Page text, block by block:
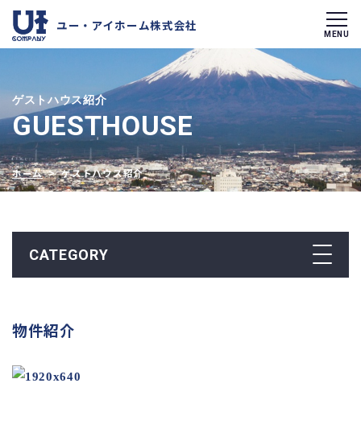
ユー・アイホーム株式会社
ゲストハウス紹介
GUESTHOUSE
ホーム> ゲストハウス紹介
CATEGORY
物件紹介